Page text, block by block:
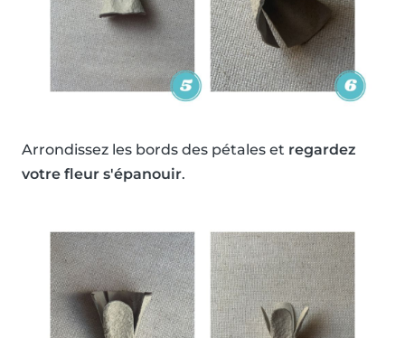
Arrondissez les bords des pétales et regardez
votre fleur s'épanouir.